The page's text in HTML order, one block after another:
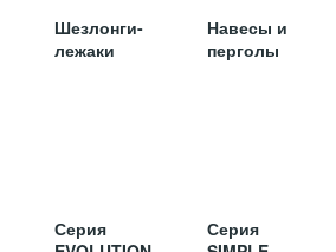
Шезлонги-
лежаки
Навесы и
перголы
Серия
Серия